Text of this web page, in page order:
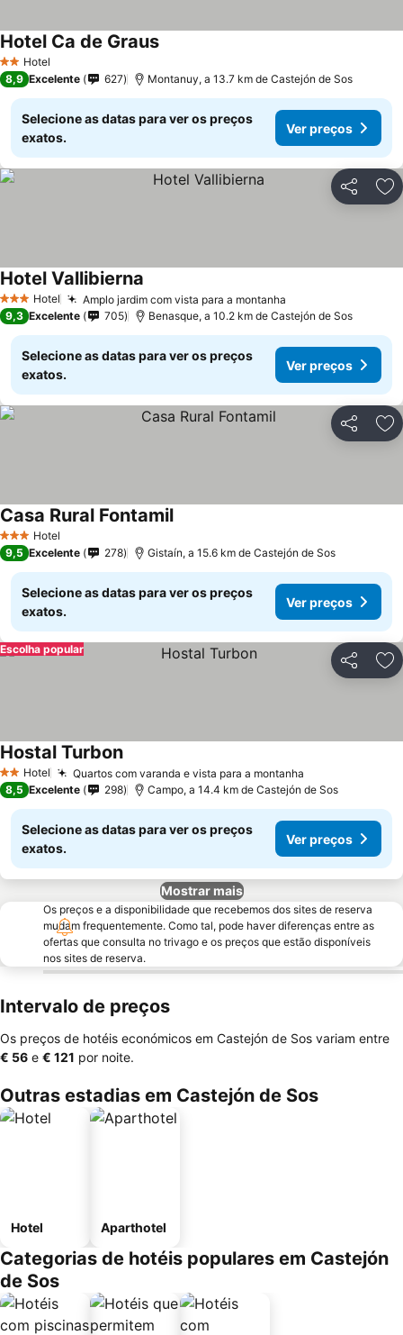
2 Estrelas
Hotel
Hotel Ca de GrausVer preços
8,9 Excelente 627 Montanuy, a 13.7 km de Castejón de Sos
Selecione as datas para ver os preços
exatos.
Ver preços
Partilhar
3 EstrelasHotel Amplo jardim com vista para a montanha
Hotel Vallibierna
9,3 Excelente 705 Benasque, a 10.2 km de Castejón de Sos
Selecione as datas para ver os preços
exatos.
Ver preços
Partilhar
3 EstrelasHotel
Casa Rural FontamilVer preços
9,5 Excelente 278 Gistaín, a 15.6 km de Castejón de Sos
Selecione as datas para ver os preços
exatos.
Ver preços
Partilhar
Escolha popular
2 Estrelas
Hotel Quartos com varanda e vista para a montanha
Hostal TurbonVer preços
8,5 Excelente 298 Campo, a 14.4 km de Castejón de Sos
Selecione as datas para ver os preços
exatos.
Ver preços
Mostrar mais
Os preços e a disponibilidade que recebemos dos sites de reserva
mudam frequentemente. Como tal, pode haver diferenças entre as
ofertas que consulta no trivago e os preços que estão disponíveis
nos sites de reserva.
Intervalo de preços
Os preços de hotéis económicos em Castejón de Sos variam entre
‎€ 56 e ‎€ 121 por noite.
Outras estadias em Castejón de Sos
Hotel Aparthotel
Categorias de hotéis populares em Castejón
de Sos